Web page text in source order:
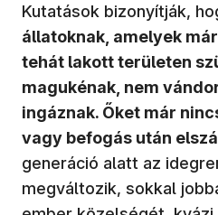
Kutatások bizonyítják,
állatoknak, amelyek
tehát lakott területen
magukénak, nem
ingáznak. Őket már
vagy befogás után
generáció alatt az
megváltozik, sokkal